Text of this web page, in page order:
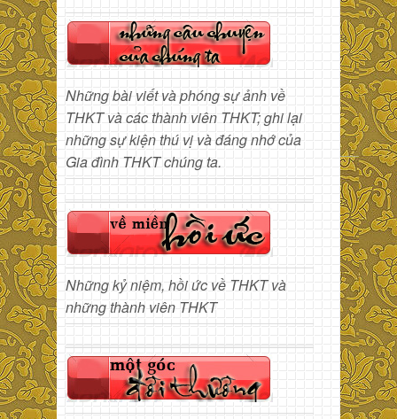
Những bài viết và phóng sự ảnh về
THKT và các thành viên THKT; ghi lại
những sự kiện thú vị và đáng nhớ của
Gia đình THKT chúng ta.
Những kỷ niệm, hồi ức về THKT và
những thành viên THKT